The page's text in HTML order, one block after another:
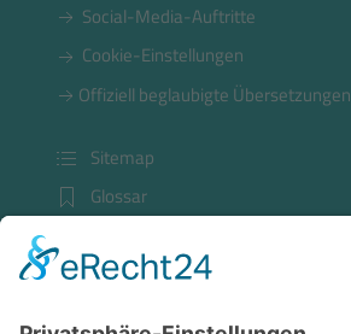
Social-Media-Auftritte
Cookie-Einstellungen
Offiziell beglaubigte Übersetzungen
Sitemap
Glossar